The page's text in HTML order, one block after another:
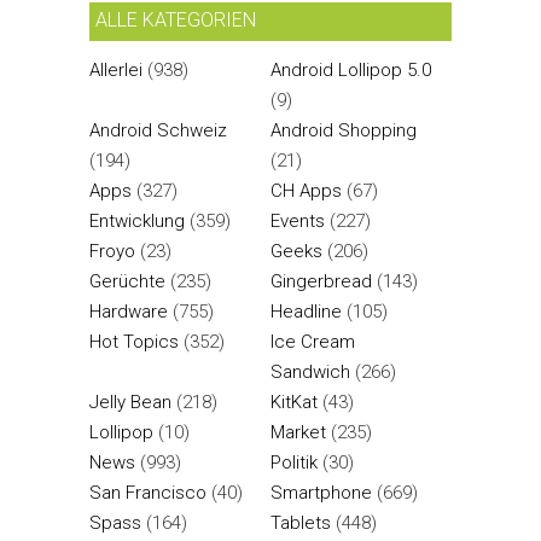
ALLE KATEGORIEN
Allerlei (938)
Android Lollipop 5.0
(9)
Android Schweiz
(194)
Android Shopping
(21)
Apps (327) CH Apps (67)
Entwicklung (359) Events (227)
Froyo (23) Geeks (206)
Gerüchte (235) Gingerbread (143)
Hardware (755) Headline (105)
Hot Topics (352)
Ice Cream
Sandwich (266)
Jelly Bean (218) KitKat (43)
Lollipop (10) Market (235)
News (993) Politik (30)
San Francisco (40) Smartphone (669)
Spass (164) Tablets (448)